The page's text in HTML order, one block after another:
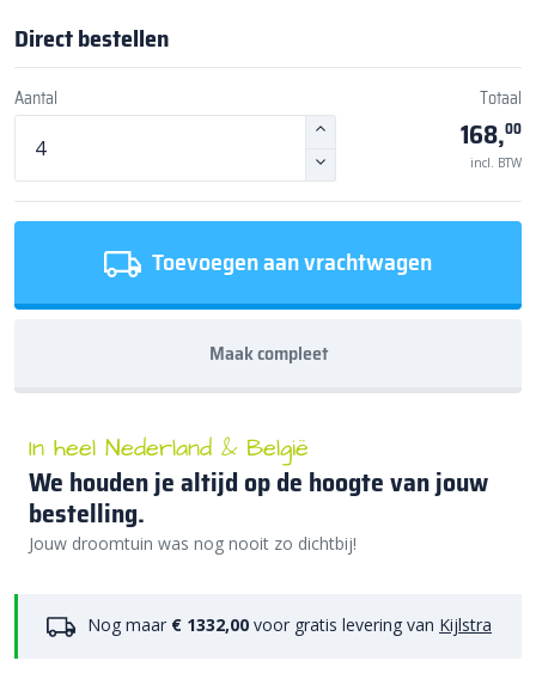
Direct bestellen
Aantal Totaal
168,00
incl. BTW
Toevoegen aan vrachtwagen
Maak compleet
In heel Nederland & België
We houden je altijd op de hoogte van jouw
bestelling.
Jouw droomtuin was nog nooit zo dichtbij!
Nog maar € 1332,00 voor gratis levering van Kijlstra